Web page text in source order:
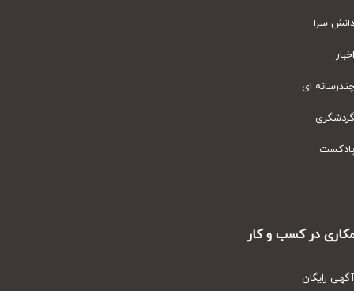
سرا
ای
در کسب و کار
رایگان